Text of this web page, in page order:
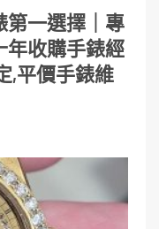
第一選擇｜專
年收購手錶經
,平價手錶維